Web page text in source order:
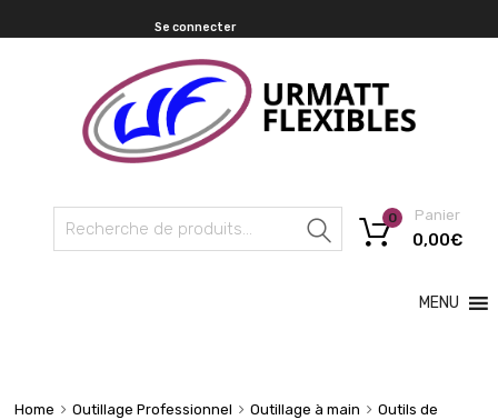
Se connecter
Recherche
Panier
0,00€
0
MENU
Home Outillage Professionnel Outillage à main
Outils de